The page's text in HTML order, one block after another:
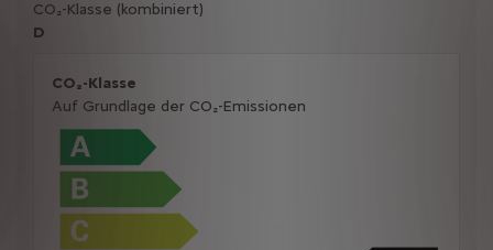
CO₂-Klasse (kombiniert)
D
CO₂-Klasse
Auf Grundlage der CO₂-Emissionen